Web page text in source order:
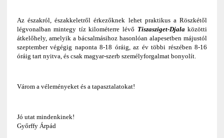
Az északról, északkeletről érkezőknek lehet praktikus a Röszkétől
légvonalban mintegy tíz kilométerre lévő Tiszasziget-Djalaközötti
átkelőhely, amelyik a bácsalmásihoz hasonlóan alapesetben májustól
szeptember végégig naponta 8-18 óráig, az év többi részében 8-16
óráig tart nyitva, és csak magyar-szerb személyforgalmat bonyolít.
Várom a véleményeket és a tapasztalatokat!
Jó utat mindenkinek!
Győrffy Árpád